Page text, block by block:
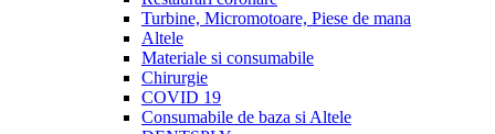
Turbine, Micromotoare, Piese de mana
Altele
Materiale si consumabile
Chirurgie
COVID 19
Consumabile de baza si Altele